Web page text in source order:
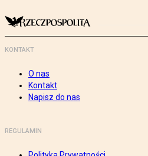
KONTAKT
O nas
Kontakt
Napisz do nas
REGULAMIN